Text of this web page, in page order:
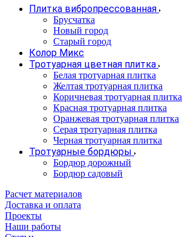
Плитка вибропрессованная
Брусчатка
Новый город
Старый город
Колор Микс
Тротуарная цветная плитка
Белая тротуарная плитка
Желтая тротуарная плитка
Коричневая тротуарная плитка
Красная тротуарная плитка
Оранжевая тротуарная плитка
Серая тротуарная плитка
Черная тротуарная плитка
Тротуарные бордюры
Бордюр дорожный
Бордюр садовый
Расчет материалов
Доставка и оплата
Проекты
Наши работы